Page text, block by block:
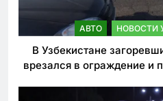
АВТО НОВОСТИ
В Узбекистане
врезался в ограждение и